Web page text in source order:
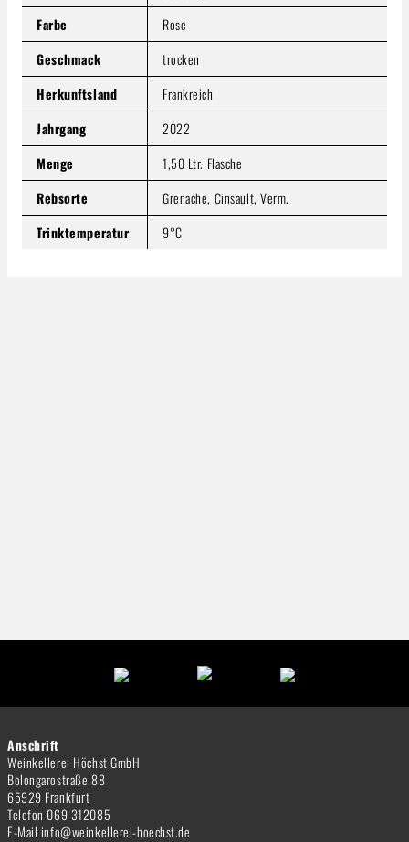
Farbe
Rose
Geschmack
trocken
Herkunftsland
Frankreich
Jahrgang
2022
Menge
1,50 Ltr. Flasche
Rebsorte
Grenache, Cinsault, Verm.
Trinktemperatur
9°C
Anschrift
Weinkellerei Höchst GmbH
Bolongarostraße 88
65929 Frankfurt
Telefon 069 312085
E-Mail info@weinkellerei-hoechst.de